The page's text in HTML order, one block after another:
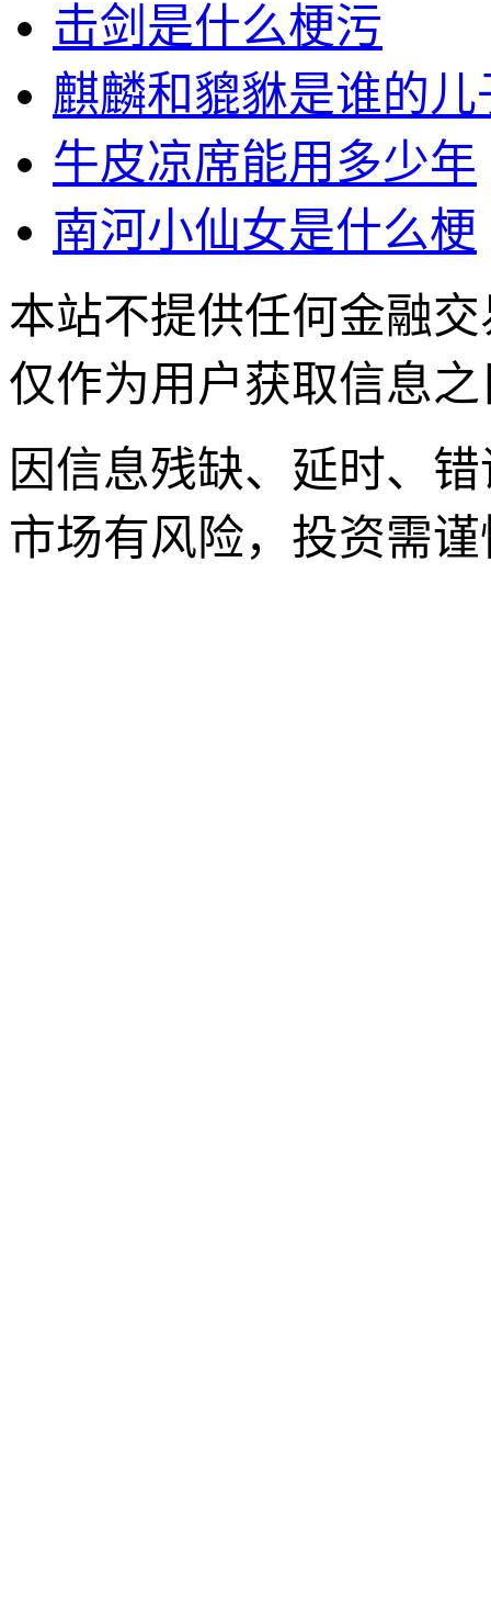
击剑是什么梗污
麒麟和貔貅是谁的儿
牛皮凉席能用多少年
南河小仙女是什么梗
本站不提供任何金融
仅作为用户获取信息
因信息残缺、延时、
市场有风险，投资需